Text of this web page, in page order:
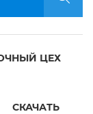
ЦЕХ
СКАЧАТЬ